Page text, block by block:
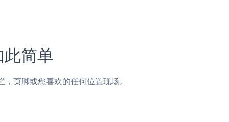
简单
页脚或您喜欢的任何位置现场。